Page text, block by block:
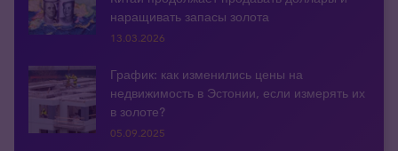
наращивать запасы золота
13.03.2026
График: как изменились цены на
недвижимость в Эстонии, если измерять их
в золоте?
05.09.2025